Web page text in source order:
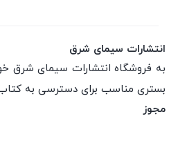
انتشارات سیمای شرق
به فروشگاه انتشارات سیمای شرق
بستری مناسب برای دسترسی به
مجوز